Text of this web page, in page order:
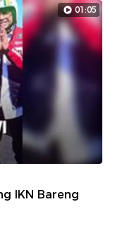
01:05
IKN Bareng